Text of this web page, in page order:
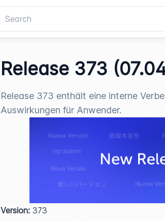
Release 373
Release 373 enthält eine interne
Auswirkungen für Anwender.
Version: 373